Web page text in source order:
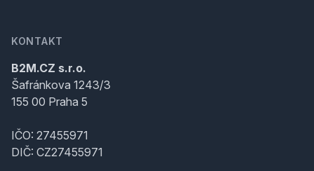
KONTAKT
B2M.CZ s.r.o.
Šafránkova 1243/3
155 00 Praha 5
IČO: 27455971
DIČ: CZ27455971